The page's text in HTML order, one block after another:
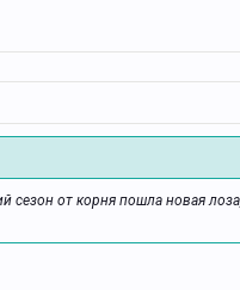
от корня пошла новая